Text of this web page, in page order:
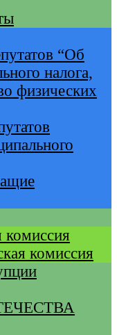
“Об
налога,
физических
комиссия
комиссия